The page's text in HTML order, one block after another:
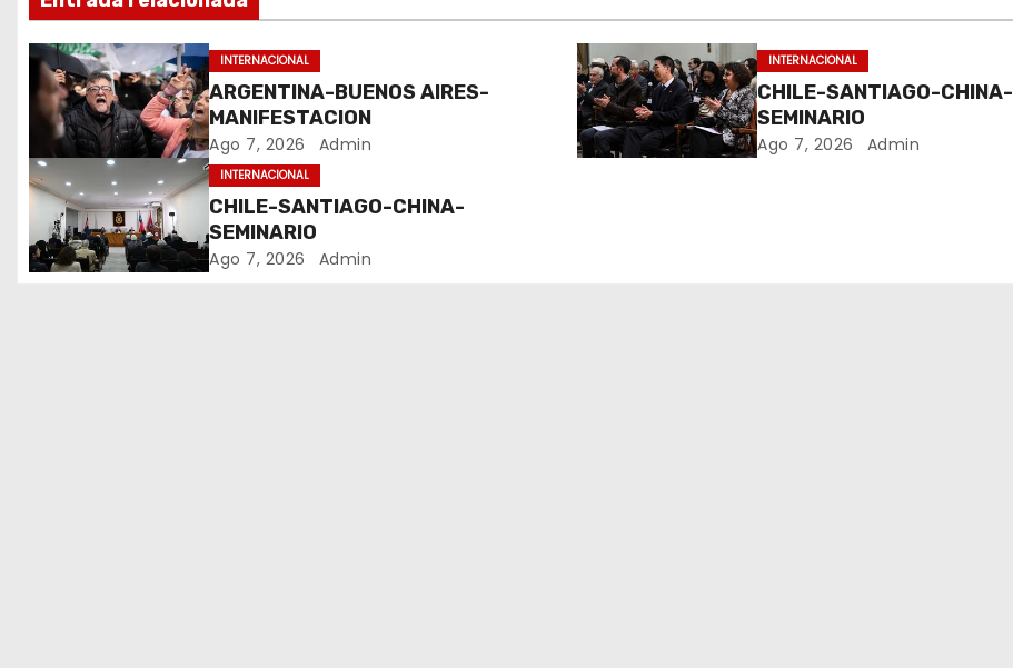
i
ó
n
d
e
e
INTERNACIONAL
ARGENTINA-BUENOS AIRES-
MANIFESTACION
Ago 7, 2026 Admin
INTERNACIONAL
CHILE-SANTIAGO-CHINA-
SEMINARIO
Ago 7, 2026 Admin
INTERNACIONAL
CHILE-SANTIAGO-CHINA-
SEMINARIO
Ago 7, 2026 Admin